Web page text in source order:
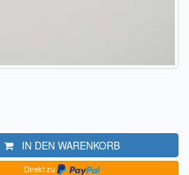
IN DEN WARENKORB
Direkt zu